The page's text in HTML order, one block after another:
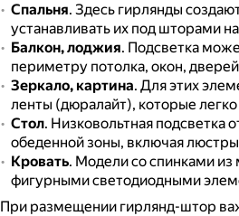
Спальня. Здесь гирлянды
устанавливать их под шторами
Балкон, лоджия. Подсветка
периметру потолка, окон,
Зеркало, картина. Для этих
ленты (дюралайт), которые
Стол. Низковольтная подсветка
обеденной зоны, включая
Кровать. Модели со спинками из
фигурными светодиодными
При размещении гирлянд-штор